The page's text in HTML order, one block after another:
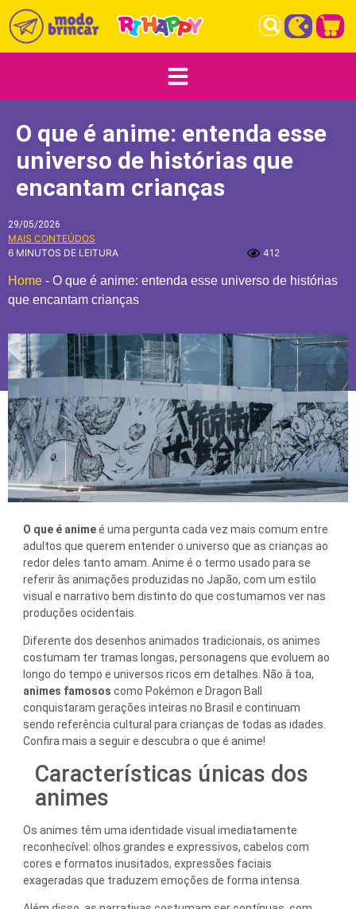
O que é anime: entenda esse
universo de histórias que
encantam crianças
29/05/2026
MAIS CONTEÚDOS
6 MINUTOS DE LEITURA
412
Home - O que é anime: entenda esse universo de histórias
que encantam crianças
O que é animeé uma pergunta cada vez mais comum entre
adultos que querem entender o universo que as crianças ao
redor deles tanto amam. Anime é o termo usado para se
referir às animações produzidas no Japão, com um estilo
visual e narrativo bem distinto do que costumamos ver nas
produções ocidentais.
Diferente dos desenhos animados tradicionais, os animes
costumam ter tramas longas, personagens que evoluem ao
longo do tempo e universos ricos em detalhes. Não à toa,
animes famosos como Pokémon e Dragon Ball
conquistaram gerações inteiras no Brasil e continuam
sendo referência cultural para crianças de todas as idades.
Confira mais a seguir e descubra o que é anime!
Características únicas dos
animes
Os animes têm uma identidade visual imediatamente
reconhecível: olhos grandes e expressivos, cabelos com
cores e formatos inusitados, expressões faciais
exageradas que traduzem emoções de forma intensa.